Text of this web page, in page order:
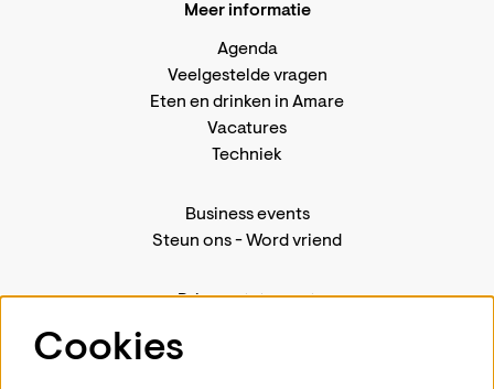
Meer informatie
Agenda
Veelgestelde vragen
Eten en drinken in Amare
Vacatures
Techniek
Business events
Steun ons-Word vriend
Privacystatement
Cookies